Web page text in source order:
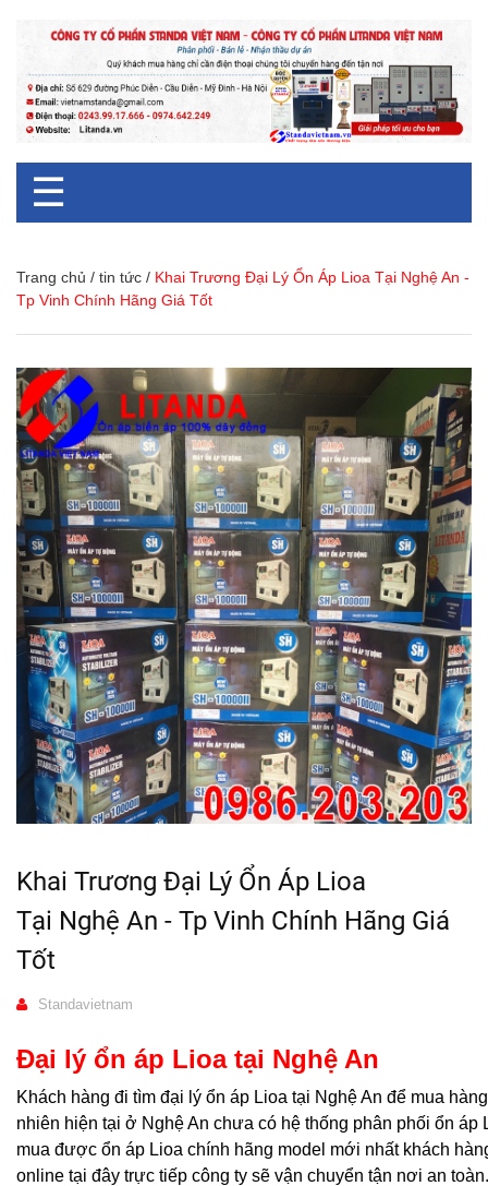
☰
Trang chủ / tin tức / Khai Trương Đại Lý Ổn Áp Lioa Tại Nghệ An -
Tp Vinh Chính Hãng Giá Tốt
Khai Trương Đại Lý Ổn Áp Lioa
Tại Nghệ An - Tp Vinh Chính Hãng Giá
Tốt
Standavietnam
Đại lý ổn áp Lioa tại Nghệ An
Khách hàng đi tìm đại lý ổn áp Lioa tại Nghệ An để mua
nhiên hiện tại ở Nghệ An chưa có hệ thống phân phối ổn áp
mua được ổn áp Lioa chính hãng model mới nhất khách
online tại đây trực tiếp công ty sẽ vận chuyển tận nơi an toàn.